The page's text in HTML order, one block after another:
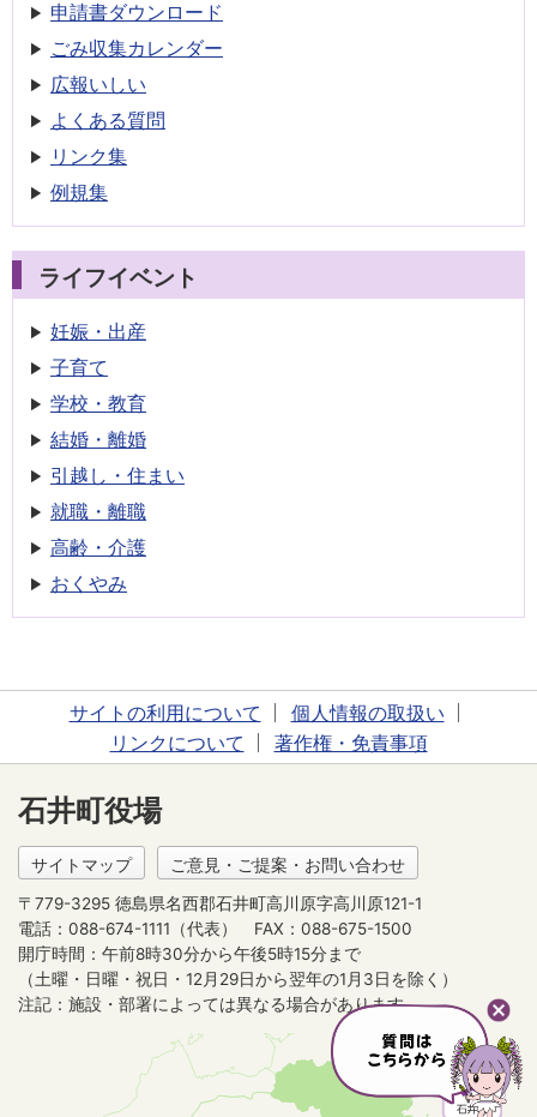
申請書ダウンロード
ごみ収集カレンダー
広報いしい
よくある質問
リンク集
例規集
ライフイベント
妊娠・出産
子育て
学校・教育
結婚・離婚
引越し・住まい
就職・離職
高齢・介護
おくやみ
サイトの利用について
個人情報の取扱い
リンクについて
著作権・免責事項
石井町役場
サイトマップ ご意見・ご提案・お問い合わせ
〒779-3295 徳島県名西郡石井町高川原字高川原121-1
電話：088-674-1111（代表）
FAX：088-675-1500
開庁時間：午前8時30分から午後5時15分まで
（土曜・日曜・祝日・12月29日から翌年の1月3日を除く）
注記：施設・部署によっては異なる場合があります。